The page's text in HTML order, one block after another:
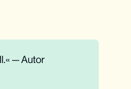
— Autor